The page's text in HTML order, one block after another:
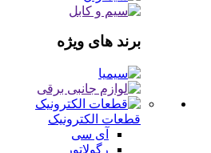
برند های ویژه
قطعات الکترونیک
آی سی
رگولاتور